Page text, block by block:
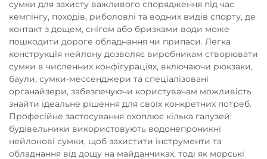
сумки для захисту важливого спорядження під час
кемпінгу, походів, риболовлі та водних видів спорту, де
контакт з дощем, снігом або бризками води може
пошкодити дороге обладнання чи припаси. Легка
конструкція нейлону дозволяє виробникам створювати
сумки в численних конфігураціях, включаючи рюкзаки,
баули, сумки-мессенджери та спеціалізовані
органайзери, забезпечуючи користувачам можливість
знайти ідеальне рішення для своїх конкретних потреб.
Професійне застосування охоплює кілька галузей:
будівельники використовують водонепроникні
нейлонові сумки, щоб захистити інструменти та
обладнання від дощу на майданчиках, тоді як морські